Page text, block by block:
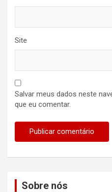
Site
Salvar meus dados neste
que eu comentar.
Sobre nós